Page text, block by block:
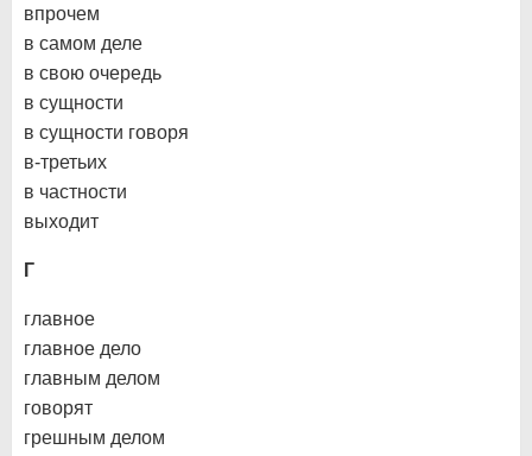
впрочем
в самом деле
в свою очередь
в сущности
в сущности говоря
в-третьих
в частности
выходит
Г
главное
главное дело
главным делом
говорят
грешным делом